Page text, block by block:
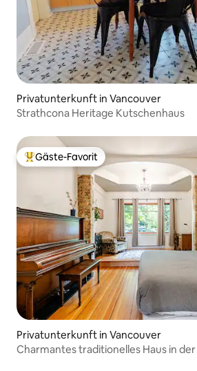
Privatunterkunft in Vancouver
Strathcona Heritage Kutschenhaus
Beliebter Gäste-Favorit.
Gäste-Favorit
Privatunterkunft in Vancouver
Charmantes traditionelles Haus in der